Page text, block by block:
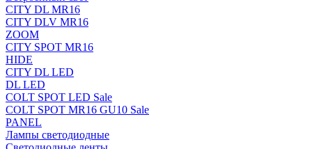
CITY DL MR16
CITY DLV MR16
ZOOM
CITY SPOT MR16
HIDE
CITY DL LED
DL LED
COLT SPOT LED Sale
COLT SPOT MR16 GU10 Sale
PANEL
Лампы светодиодные